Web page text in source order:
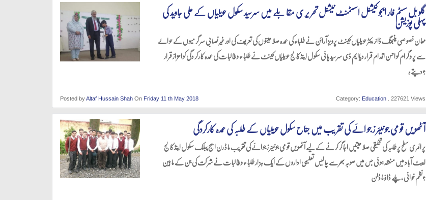
گلو بل سسٹم فار ایجو کیشنل اسسٹمنٹ نیشنل تحر یر ی مقا بلے میں سرسید سکول حویلیاں کے علی جاوید کی
پہلی پوزیشن
مہما ن خصو صی منیجنگ ڈائر یکٹر حو یلیاں کینٹ پرویز آ رائن نے طلباء کی عمد ہ صلا حیتو ں کی تعر یف کی اور غیر نصا بی سر گر میو ں کے حو الے
سے پر و گر ام کو احسن اقد ام قر ار دیاایم ڈی سر سید ہا ئی سکو ل اینڈ کا لج حو یلیاں کینٹ نے طلبا ء و طا لبا ت کی عمد ہ کا رکر دگی کو اعز از قر ار
دیتے ہ?
Posted byAltaf Hussain Shah On Friday 11 th May 2018 Category: Education . 227621 Views
آ ٹھو یں قو می جو نیئر ز جو ائے کی تقر یب میں جناح سکول حویلیاں کے طلبہ کی عمدہ کارکردگی
پر ائمر ی سطح پر طلبہ کی تخلیقی صلا حیتیں اجا گر کر نے کے لیے آ ٹھو یں قو می جو نیئر ز جو ائے کی تقر یب ما ڈ رن ایج پبلک سکو ل اینڈ کا لج
ایبٹ آ با د میں منعقد ہو ئی جس میں صو بہ بھر سے چا لیس تعلیمی ادارو ں کے ایک ہز ار طلبا ء و طا لبا ت نے شر کت کی جن کے ما بین
نظم خو انی ،پلے ڈا ؤ ما ڈلن?